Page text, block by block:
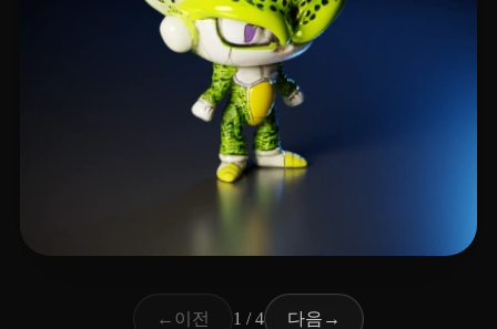
23 좋아요
← 이전 1 / 4 다음 →